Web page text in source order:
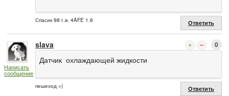
Спасик 98 г.в. 4AFE 1.6 Ответить
Написать
сообщение
slava 0
Датчик охлаждающей жидкости
пешеход =) Ответить